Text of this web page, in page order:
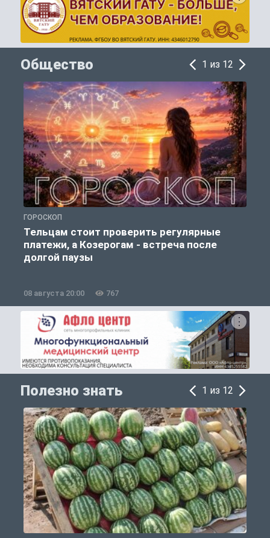
Общество 1 из 12
ГОРОСКОП
Тельцам стоит проверить регулярные
платежи, а Козерогам - встреча после
долгой паузы
08 августа 20:00 767
Полезно знать 1 из 12